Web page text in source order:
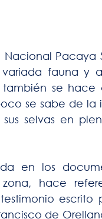
Pacaya
fauna y
también se
se sabe de
selvas en
en los
hace
de